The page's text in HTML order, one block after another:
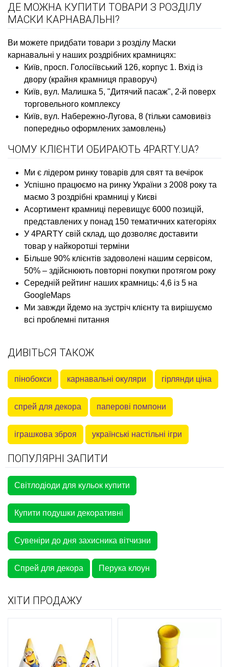
ДЕ МОЖНА КУПИТИ ТОВАРИ З РОЗДІЛУ
МАСКИ КАРНАВАЛЬНІ?
Ви можете придбати товари з розділу Маски
карнавальні у наших роздрібних крамницях:
Київ, просп. Голосіївський 126, корпус 1. Вхід із
двору (крайня крамниця праворуч)
Київ, вул. Малишка 5, "Дитячий пасаж", 2-й поверх
торговельного комплексу
Київ, вул. Набережно-Лугова, 8 (тільки самовивіз
попередньо оформлених замовлень)
ЧОМУ КЛІЄНТИ ОБИРАЮТЬ 4PARTY.UA?
Ми є лідером ринку товарів для свят та вечірок
Успішно працюємо на ринку України з 2008 року та
маємо 3 роздрібні крамниці у Києві
Асортимент крамниці перевищує 6000 позицій,
представлених у понад 150 тематичних категоріях
У 4PARTY свій склад, що дозволяє доставити
товар у найкоротші терміни
Більше 90% клієнтів задоволені нашим сервісом,
50% – здійснюють повторні покупки протягом року
Середній рейтинг наших крамниць: 4,6 із 5 на
GoogleMaps
Ми завжди йдемо на зустріч клієнту та вирішуємо
всі проблемні питання
ДИВІТЬСЯ ТАКОЖ
пінобокси карнавальні окуляри гірлянди ціна
спрей для декора паперові помпони
іграшкова зброя українські настільні ігри
ПОПУЛЯРНІ ЗАПИТИ
Світлодіоди для кульок купити
Купити подушки декоративні
Сувеніри до дня захисника вітчизни
Спрей для декора Перука клоун
ХІТИ ПРОДАЖУ